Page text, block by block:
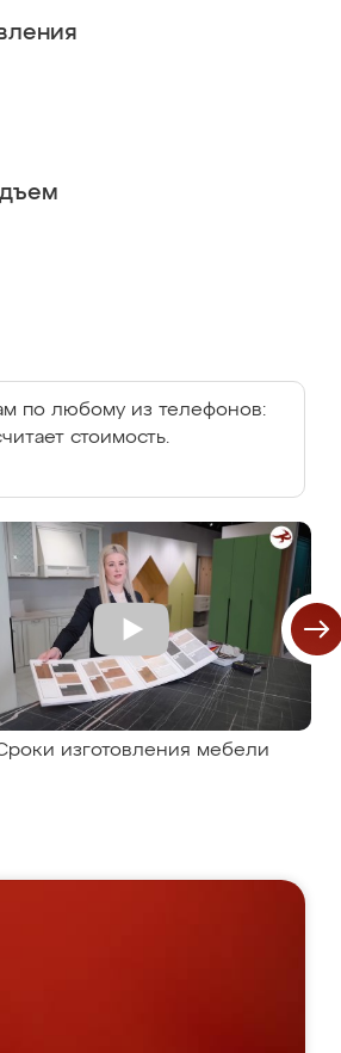
по любому из телефонов:
стоимость.
изготовления мебели